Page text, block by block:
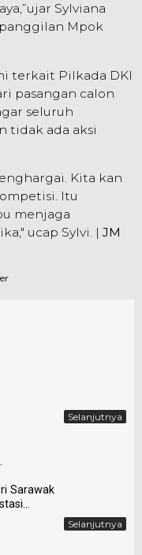
Sylviana
Mpok
terkait Pilkada DKI
pasangan calon
seluruh
tidak ada aksi
Kita kan
Itu
menjaga
ucap Sylvi. | JM
Selanjutnya
Sarawak
Selanjutnya